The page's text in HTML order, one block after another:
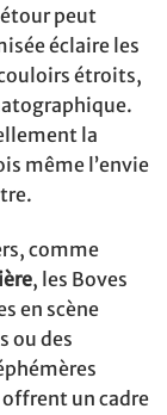
peut
éclaire les
étroits,
la
même l’envie
comme
, les Boves
en scène
ou des
un cadre